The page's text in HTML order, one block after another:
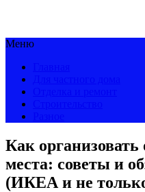
Меню
Как организовать
места: советы и
(ИКЕА и не